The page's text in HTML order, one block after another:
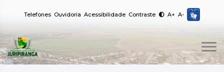
Telefones Ouvidoria Acessibilidade Contraste A+ A-